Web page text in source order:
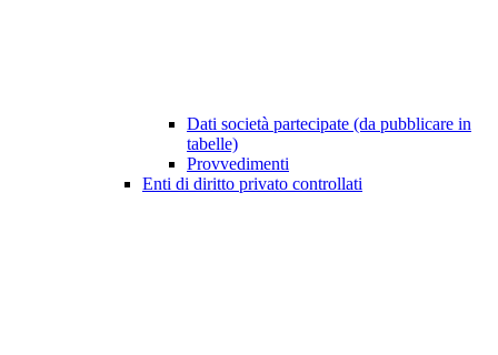
Dati società partecipate (da pubblicare in
tabelle)
Provvedimenti
Enti di diritto privato controllati